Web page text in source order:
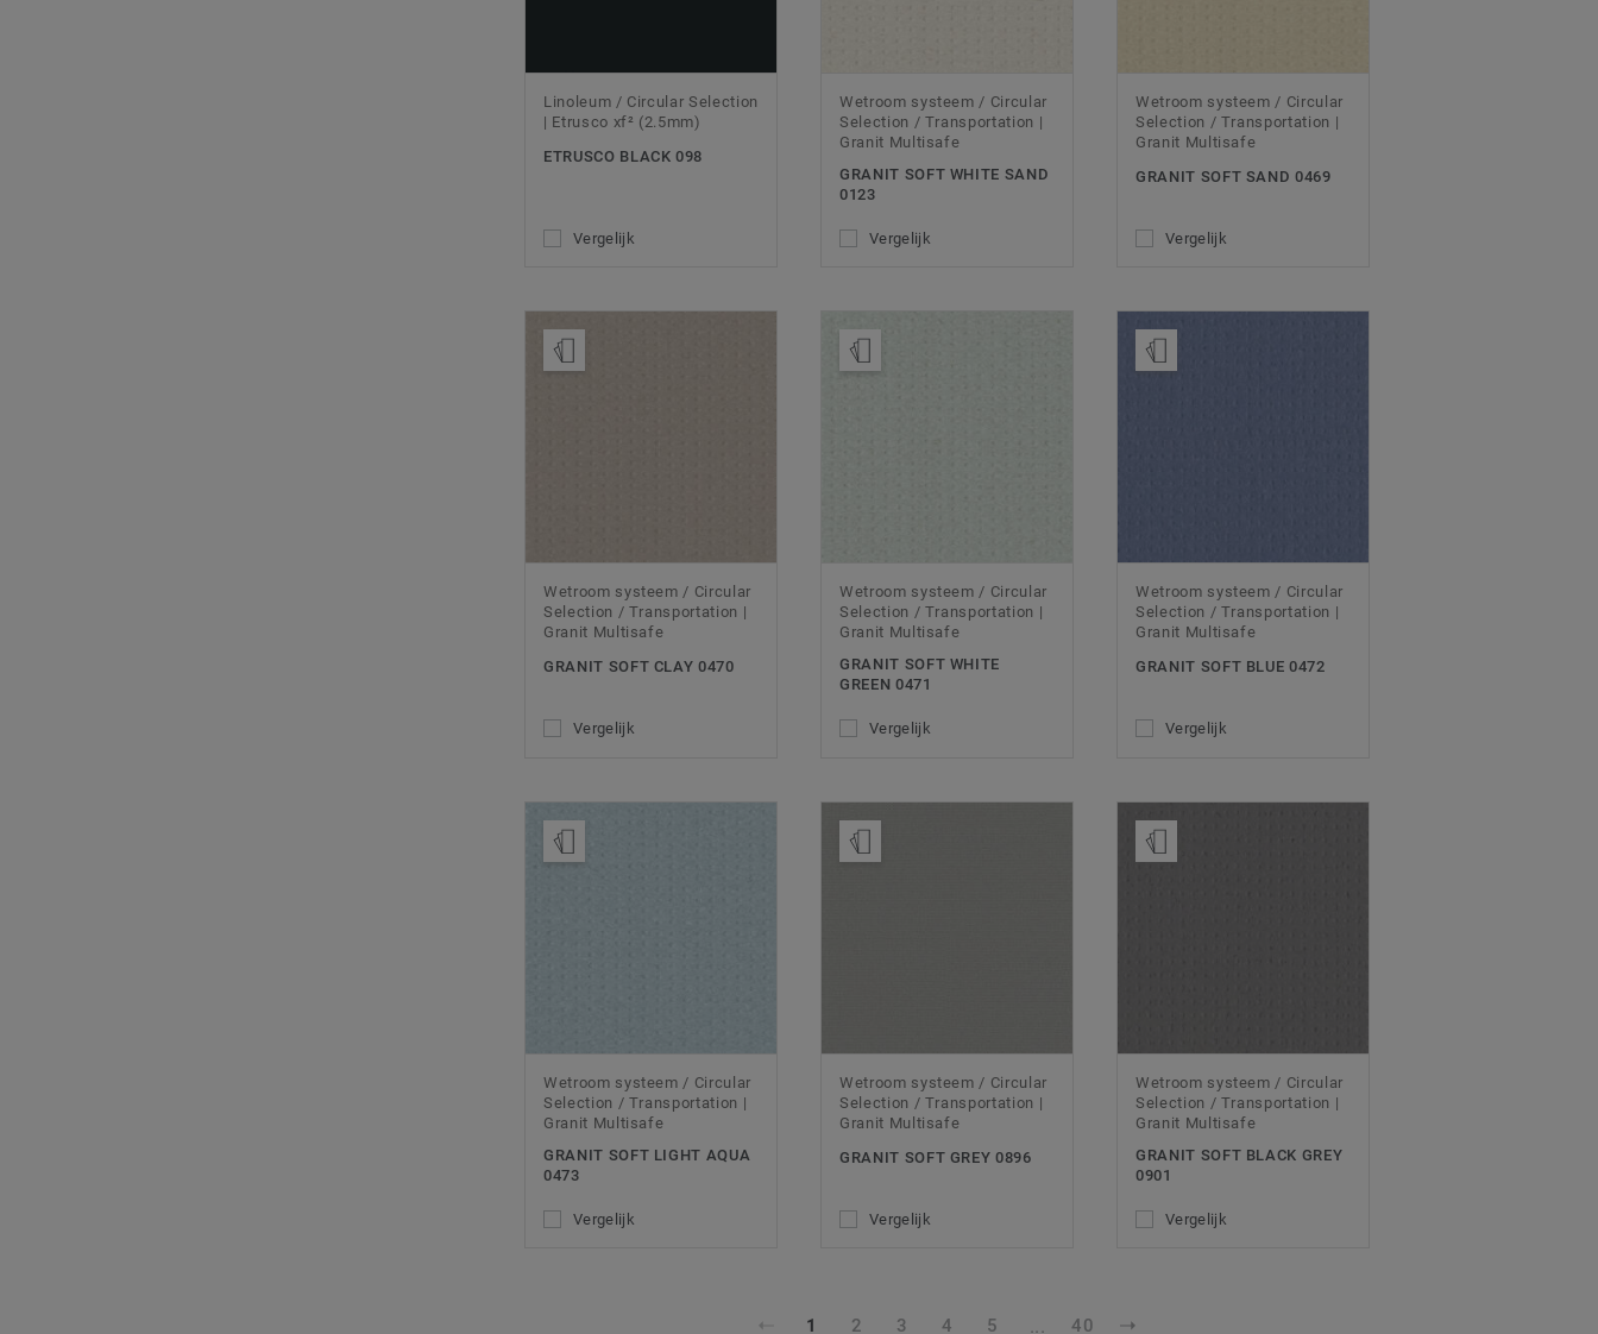
Linoleum / Circular Selection
| Etrusco xf² (2.5mm)
ETRUSCO BLACK 098
Vergelijk
Wetroom systeem / Circular
Selection / Transportation |
Granit Multisafe
GRANIT SOFT WHITE SAND
0123
Vergelijk
Wetroom systeem / Circular
Selection / Transportation |
Granit Multisafe
GRANIT SOFT SAND 0469
Vergelijk
Wetroom systeem / Circular
Selection / Transportation |
Granit Multisafe
GRANIT SOFT CLAY 0470
Vergelijk
Wetroom systeem / Circular
Selection / Transportation |
Granit Multisafe
GRANIT SOFT WHITE
GREEN 0471
Vergelijk
Wetroom systeem / Circular
Selection / Transportation |
Granit Multisafe
GRANIT SOFT BLUE 0472
Vergelijk
Wetroom systeem / Circular
Selection / Transportation |
Granit Multisafe
GRANIT SOFT LIGHT AQUA
0473
Vergelijk
Wetroom systeem / Circular
Selection / Transportation |
Granit Multisafe
GRANIT SOFT GREY 0896
Vergelijk
Wetroom systeem / Circular
Selection / Transportation |
Granit Multisafe
GRANIT SOFT BLACK GREY
0901
Vergelijk
1 2 3 4 5 40